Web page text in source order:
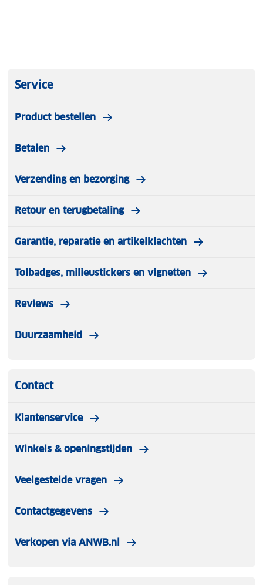
Service
Product bestellen
Betalen
Verzending en bezorging
Retour en terugbetaling
Garantie, reparatie en artikelklachten
Tolbadges, milieustickers en vignetten
Reviews
Duurzaamheid
Contact
Klantenservice
Winkels & openingstijden
Veelgestelde vragen
Contactgegevens
Verkopen via ANWB.nl